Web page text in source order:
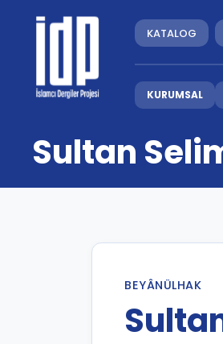
KATALOG
KURUMSAL
Sultan
BEYÂNÜLHAK